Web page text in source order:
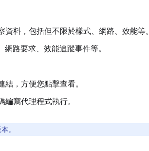
料，包括但不限於樣式、網路、效能等。
路要求、效能追蹤事件等。
，方便您點擊查看。
編寫代理程式執行。
。